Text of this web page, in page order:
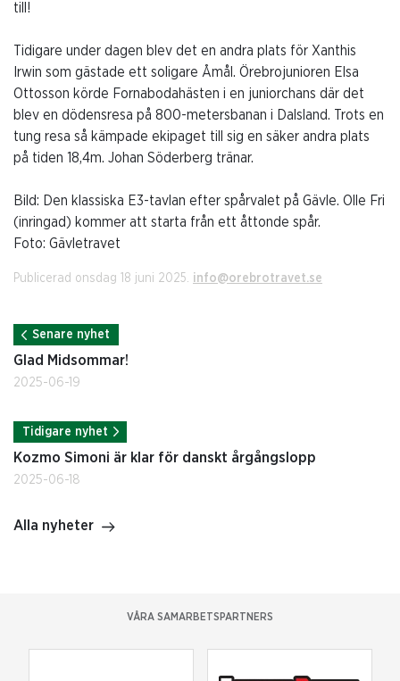
till!
Tidigare under dagen blev det en andra plats för Xanthis
Irwin som gästade ett soligare Åmål. Örebrojunioren Elsa
Ottosson körde Fornabodahästen i en juniorchans där det
blev en dödensresa på 800-metersbanan i Dalsland. Trots en
tung resa så kämpade ekipaget till sig en säker andra plats
på tiden 18,4m. Johan Söderberg tränar.
Bild: Den klassiska E3-tavlan efter spårvalet på Gävle. Olle Fri
(inringad) kommer att starta från ett åttonde spår.
Foto: Gävletravet
Publicerad onsdag 18 juni 2025. info@orebrotravet.se
Senare nyhet
Glad Midsommar!
2025-06-19
Tidigare nyhet
Kozmo Simoni är klar för danskt årgångslopp
2025-06-18
Alla nyheter
VÅRA SAMARBETSPARTNERS